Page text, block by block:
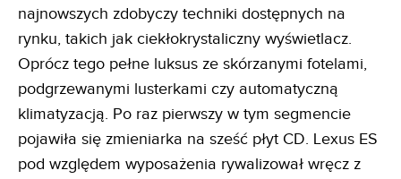
najnowszych zdobyczy techniki dostępnych na
rynku, takich jak ciekłokrystaliczny wyświetlacz.
Oprócz tego pełne luksus ze skórzanymi fotelami,
podgrzewanymi lusterkami czy automatyczną
klimatyzacją. Po raz pierwszy w tym segmencie
pojawiła się zmieniarka na sześć płyt CD. Lexus ES
pod względem wyposażenia rywalizował wręcz z